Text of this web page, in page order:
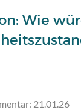
Wie
21.01.26